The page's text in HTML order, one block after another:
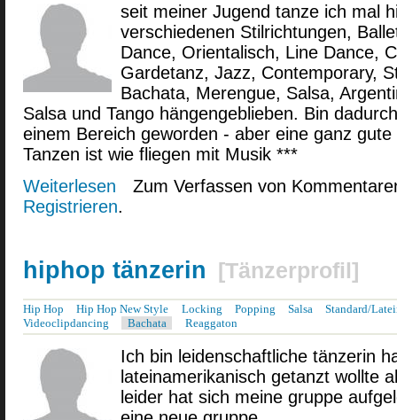
seit meiner Jugend tanze ich mal
verschiedenen Stilrichtungen,
Dance, Orientalisch, Line Dance,
Gardetanz, Jazz, Contemporary,
Bachata, Merengue, Salsa,
Salsa und Tango hängengeblieben. Bin
einem Bereich geworden - aber eine ganz
Tanzen ist wie fliegen mit Musik ***
Weiterlesen über Dance with all your heart
Zum Verfassen von
Registrieren.
hiphop tänzerin [Tänzerprofil]
Hip Hop Hip Hop New Style Locking Popping Salsa
Standard/
Videoclipdancing
Bachata Reaggaton
Ich bin leidenschaftliche tänzerin
lateinamerikanisch getanzt wollte
leider hat sich meine gruppe